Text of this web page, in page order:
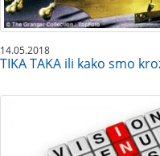
14.05.2018
TIKA TAKA ili kako smo